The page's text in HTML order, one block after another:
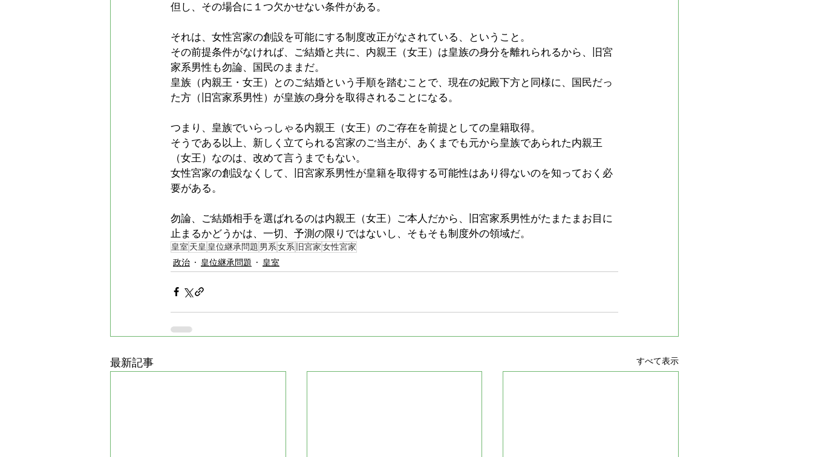
但し、その場合に１つ欠かせない条件がある。
それは、女性宮家の創設を可能にする制度改正がなされている、ということ。
その前提条件がなければ、ご結婚と共に、内親王（女王）は皇族の身分を離れられるから、旧宮
家系男性も勿論、国民のままだ。
皇族（内親王・女王）とのご結婚という手順を踏むことで、現在の妃殿下方と同様に、国民だっ
た方（旧宮家系男性）が皇族の身分を取得されることになる。
つまり、皇族でいらっしゃる内親王（女王）のご存在を前提としての皇籍取得。
そうである以上、新しく立てられる宮家のご当主が、あくまでも元から皇族であられた内親王
（女王）なのは、改めて言うまでもない。
女性宮家の創設なくして、旧宮家系男性が皇籍を取得する可能性はあり得ないのを知っておく必
要がある。
勿論、ご結婚相手を選ばれるのは内親王（女王）ご本人だから、旧宮家系男性がたまたまお目に
止まるかどうかは、一切、予測の限りではないし、そもそも制度外の領域だ。
皇室 天皇 皇位継承問題 男系女系 旧宮家女性宮家
政治
皇位継承問題 皇室
最新記事 すべて表示